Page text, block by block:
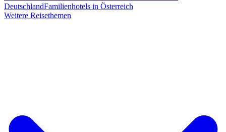
DeutschlandFamilienhotels in Österreich
Weitere Reisethemen